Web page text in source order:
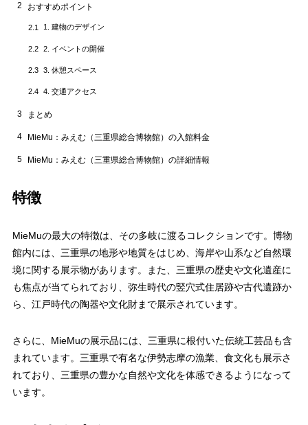
2 おすすめポイント
2.1 1. 建物のデザイン
2.2 2. イベントの開催
2.3 3. 休憩スペース
2.4 4. 交通アクセス
3 まとめ
4 MieMu：みえむ（三重県総合博物館）の入館料金
5 MieMu：みえむ（三重県総合博物館）の詳細情報
特徴
MieMuの最大の特徴は、その多岐に渡るコレクションです。博物
館内には、三重県の地形や地質をはじめ、海岸や山系など自然環
境に関する展示物があります。また、三重県の歴史や文化遺産に
も焦点が当てられており、弥生時代の竪穴式住居跡や古代遺跡か
ら、江戸時代の陶器や文化財まで展示されています。
さらに、MieMuの展示品には、三重県に根付いた伝統工芸品も含
まれています。三重県で有名な伊勢志摩の漁業、食文化も展示さ
れており、三重県の豊かな自然や文化を体感できるようになって
います。